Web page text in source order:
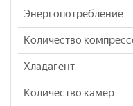
Энергопотребление
Количество
Хладагент
Количество камер